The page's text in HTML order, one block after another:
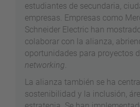
estudiantes de secundaria,
empresas. Empresas como
Schneider Electric han
colaborar con la alianza,
oportunidades para proyectos
networking
La alianza también se ha
sostenibilidad y la inclusión,